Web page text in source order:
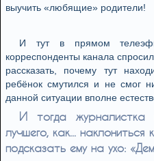
выучить «любящие» родители!
И тут в прямом
корреспонденты канала
рассказать, почему тут
ребёнок смутился и не смог
данной ситуации вполне
И тогда
лучшего, как...
подсказать ему на ухо: